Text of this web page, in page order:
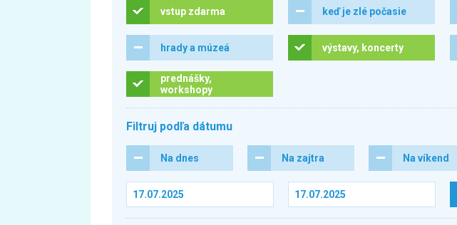
vstup zdarma keď je zlé počasie
hrady a múzeá výstavy, koncerty
prednášky,
workshopy
Filtruj podľa dátumu
Na dnes Na zajtra Na víkend